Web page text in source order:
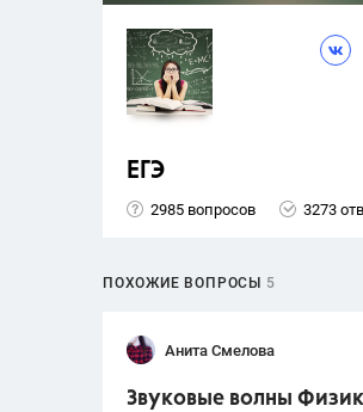
ЕГЭ
2985 вопросов 3273
ПОХОЖИЕ ВОПРОСЫ 5
Анита Смелова
Звуковые волны